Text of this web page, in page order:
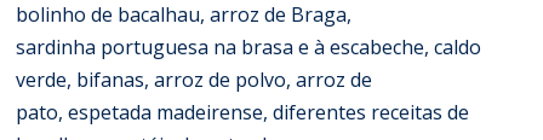
bolinho de bacalhau, arroz de Braga,
sardinha portuguesa na brasa e à escabeche, caldo
verde, bifanas, arroz de polvo, arroz de
pato, espetada madeirense, diferentes receitas de